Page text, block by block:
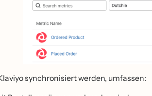
synchronisiert werden, umfassen: